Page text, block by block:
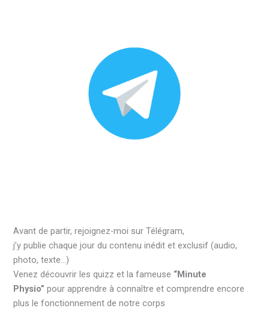
Avant de partir, rejoignez-moi sur Télégram,
j’y publie chaque jour du contenu inédit et exclusif (audio,
photo, texte…)
Venez découvrir les quizz et la fameuse “Minute
Physio”pour apprendre à connaître et comprendre encore
plus le fonctionnement de notre corps